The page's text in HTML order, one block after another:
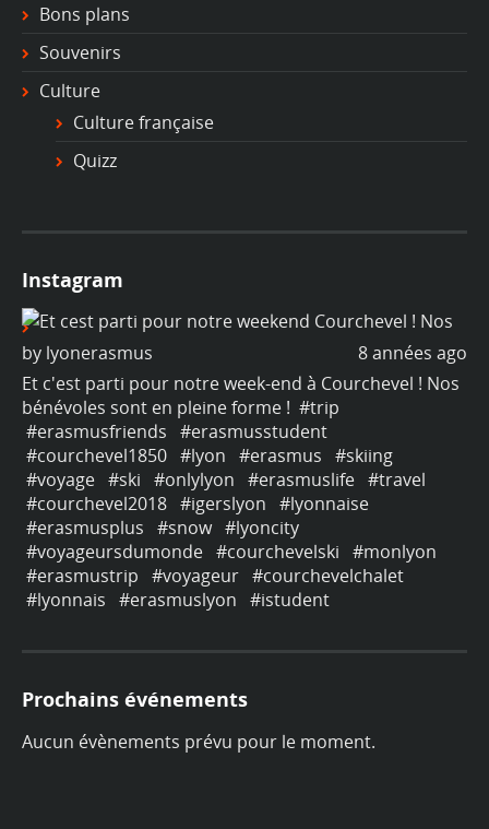
Bons plans
Souvenirs
Culture
Culture française
Quizz
Instagram
8 années ago
by lyonerasmus
Et c'est parti pour notre week-end à Courchevel ! Nos
bénévoles sont en pleine forme ! #trip
#erasmusfriends #erasmusstudent
#courchevel1850 #lyon #erasmus #skiing
#voyage #ski #onlylyon #erasmuslife #travel
#courchevel2018 #igerslyon #lyonnaise
#erasmusplus #snow #lyoncity
#voyageursdumonde #courchevelski #monlyon
#erasmustrip #voyageur #courchevelchalet
#lyonnais #erasmuslyon #istudent
Prochains événements
Aucun évènements prévu pour le moment.